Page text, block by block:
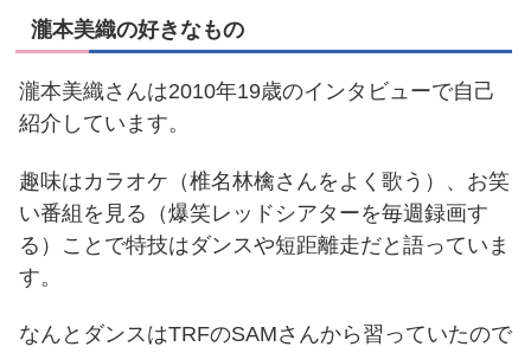
瀧本美織の好きなもの
瀧本美織さんは2010年19歳のインタビューで自己
紹介しています。
趣味はカラオケ（椎名林檎さんをよく歌う）、お笑
い番組を見る（爆笑レッドシアターを毎週録画す
る）ことで特技はダンスや短距離走だと語っていま
す。
なんとダンスはTRFのSAMさんから習っていたので